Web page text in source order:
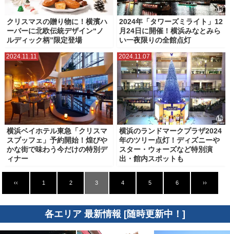
クリスマスの贈り物に！横濱ハ
ーバーに北欧伝統デザイン“ノ
ルディック柄”限定登場
2024年「タワーズミライト」12
月24日に開催！横浜みなとみら
い一夜限りの全館点灯
2024.11.11
横浜ベイホテル東急「クリスマ
スブッフェ」予約開始！煌びや
かな街で味わう今だけの特別デ
ィナー
2024.11.07
横浜のランドマークプラザ2024
年のツリー点灯！ディズニーや
スター・ウォーズなど特別演
出・館内スポットも
‹‹ 1 2 3 4 5 6 ››
各エリア 最新情報 [随時更新中！]